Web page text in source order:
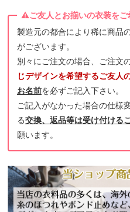
製造元の都合により稀に商品
がございます。
別々にご注文の場合、ご注文
じデザインを希望するご友人
お名前を必ずご記入下さい。
ご記入がなかった場合の仕様
る交換、返品等は受け付ける
願います。